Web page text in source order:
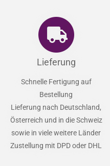
Lieferung
Schnelle Fertigung auf
Bestellung
Lieferung nach Deutschland,
Österreich und in die Schweiz
sowie in viele weitere Länder
Zustellung mit DPD oder DHL